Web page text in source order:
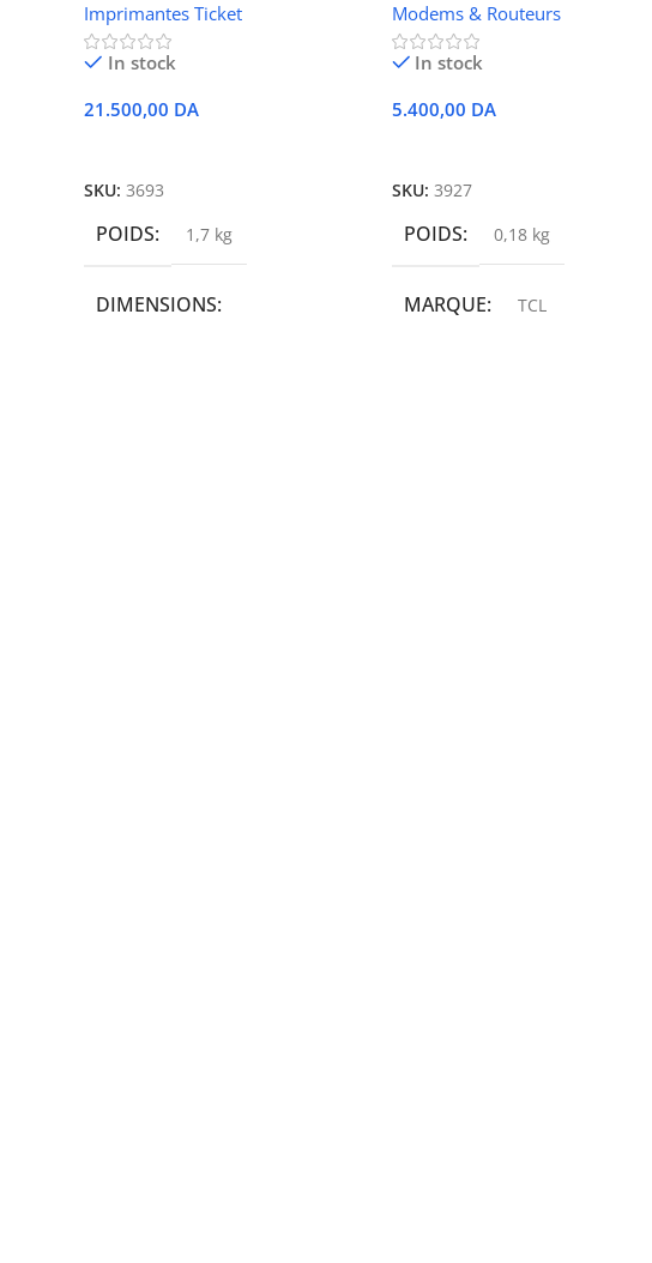
Imprimantes Ticket
In stock
21.500,00 DA
SKU: 3693
POIDS 1,7 kg
DIMENSIONS
Modems & Routeurs
In stock
5.400,00 DA
SKU: 3927
POIDS 0,18 kg
MARQUE TCL